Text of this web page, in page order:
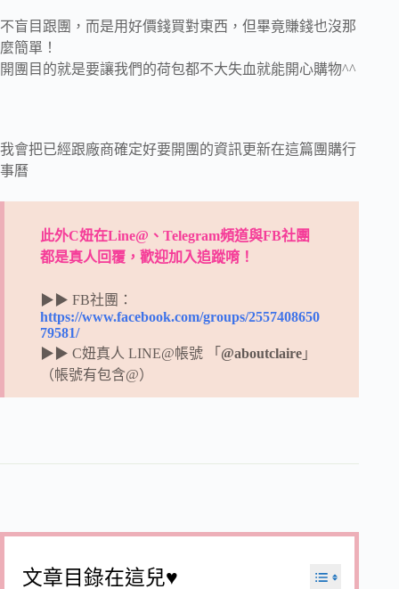
不盲目跟團，而是用好價錢買對東西，但畢竟賺錢也沒那
麼簡單！
開團目的就是要讓我們的荷包都不大失血就能開心購物^^
我會把已經跟廠商確定好要開團的資訊更新在這篇團購行
事曆
此外C妞在Line@、Telegram頻道與FB社團
都是真人回覆，歡迎加入追蹤唷！
▶▶ FB社團：
https://www.facebook.com/groups/2557408650
79581/
▶▶ C妞真人 LINE@帳號 「 @aboutclaire 」
（帳號有包含@）
文章目錄在這兒♥